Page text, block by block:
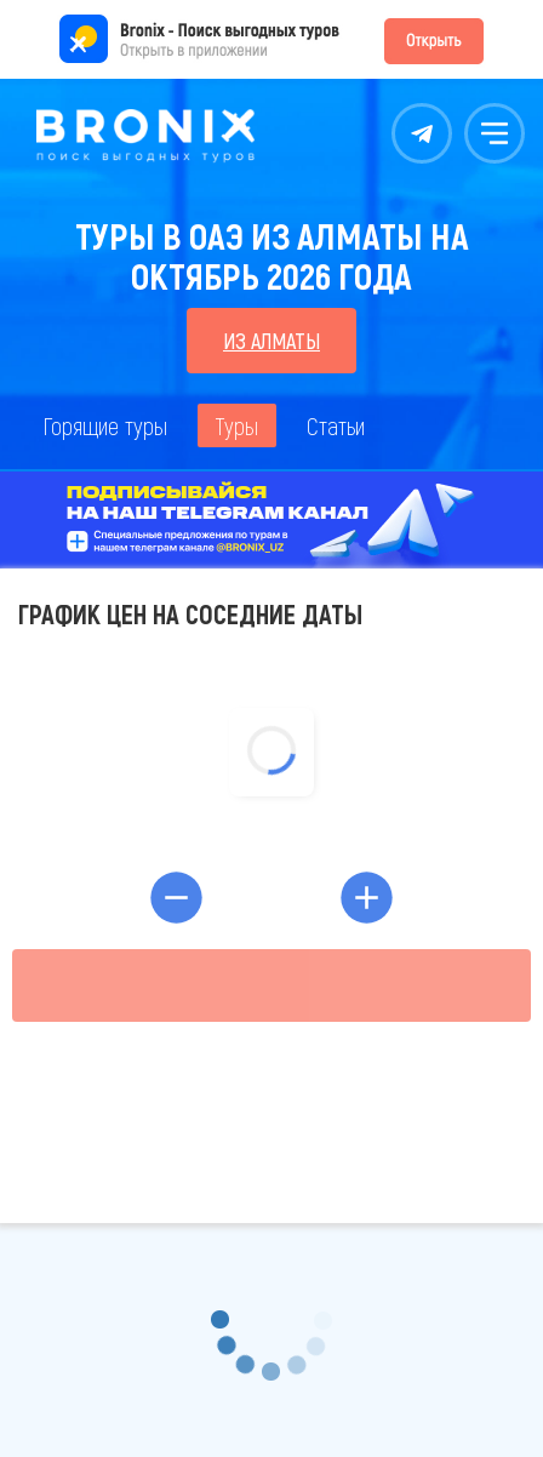
Контакты Меню
ТУРЫ В ОАЭ ИЗ АЛМАТЫ НА
ОКТЯБРЬ 2026 ГОДА
ИЗ АЛМАТЫ
Горящие туры Туры Статьи
ГРАФИК ЦЕН НА СОСЕДНИЕ ДАТЫ